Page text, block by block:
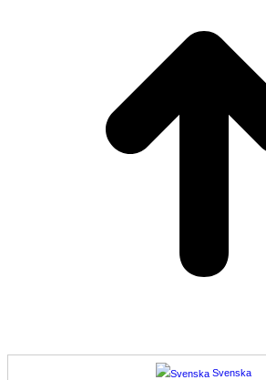
Svenska